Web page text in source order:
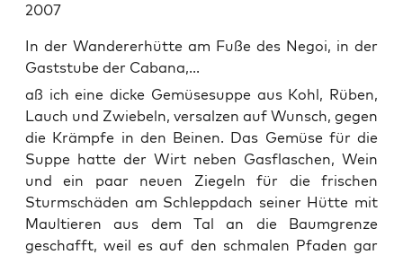
2007
In der Wandererhütte am Fuße des Negoi, in der
Gaststube der Cabana,...
aß ich eine dicke Gemü­se­sup­pe aus Kohl, Rüben,
Lauch und Zwie­beln, ver­sal­zen auf Wunsch, gegen
die Krämp­fe in den Bei­nen. Das Gemü­se für die
Sup­pe hat­te der Wirt neben Gas­fla­schen, Wein
und ein paar neu­en Zie­geln für die fri­schen
Sturm­schä­den am Schlepp­dach sei­ner Hüt­te mit
Maul­tie­ren aus dem Tal an die Baum­gren­ze
geschafft, weil es auf den schma­len Pfa­den gar